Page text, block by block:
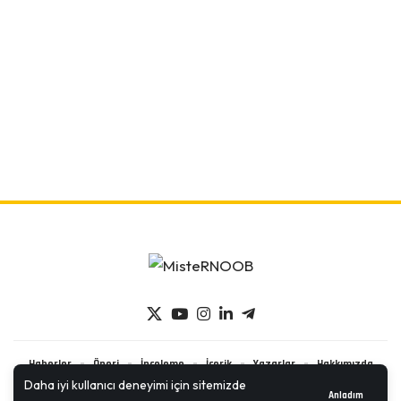
Daha iyi kullanıcı deneyimi için sitemizde
Anladım
Haberler Öneri İnceleme İçerik Yazarlar
Hakkımızda
İletişim